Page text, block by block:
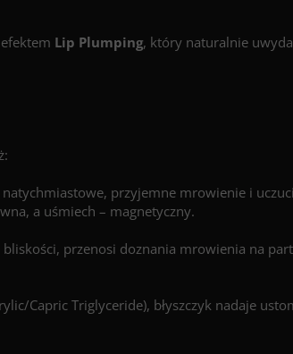
Lip Plumping, który naturalnie
przyjemne mrowienie i
a uśmiech – magnetyczny.
przenosi doznania mrowienia na
Capric Triglyceride), błyszczyk nadaje